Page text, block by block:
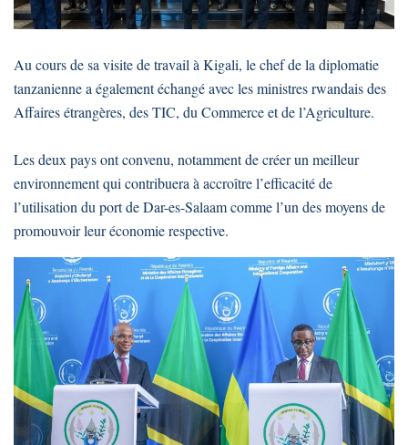
Au cours de sa visite de travail à Kigali, le chef de la diplomatie
tanzanienne a également échangé avec les ministres rwandais des
Affaires étrangères, des TIC, du Commerce et de l’Agriculture.
Les deux pays ont convenu, notamment de créer un meilleur
environnement qui contribuera à accroître l’efficacité de
l’utilisation du port de Dar-es-Salaam comme l’un des moyens de
promouvoir leur économie respective.